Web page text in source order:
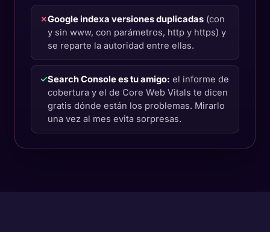
✗Google indexa versiones duplicadas (con
y sin www, con parámetros, http y https) y
se reparte la autoridad entre ellas.
✓Search Console es tu amigo: el informe de
cobertura y el de Core Web Vitals te dicen
gratis dónde están los problemas. Mirarlo
una vez al mes evita sorpresas.